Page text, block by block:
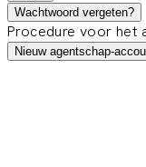
Wachtwoord vergeten?
Procedure voor het
Nieuw agentschap-